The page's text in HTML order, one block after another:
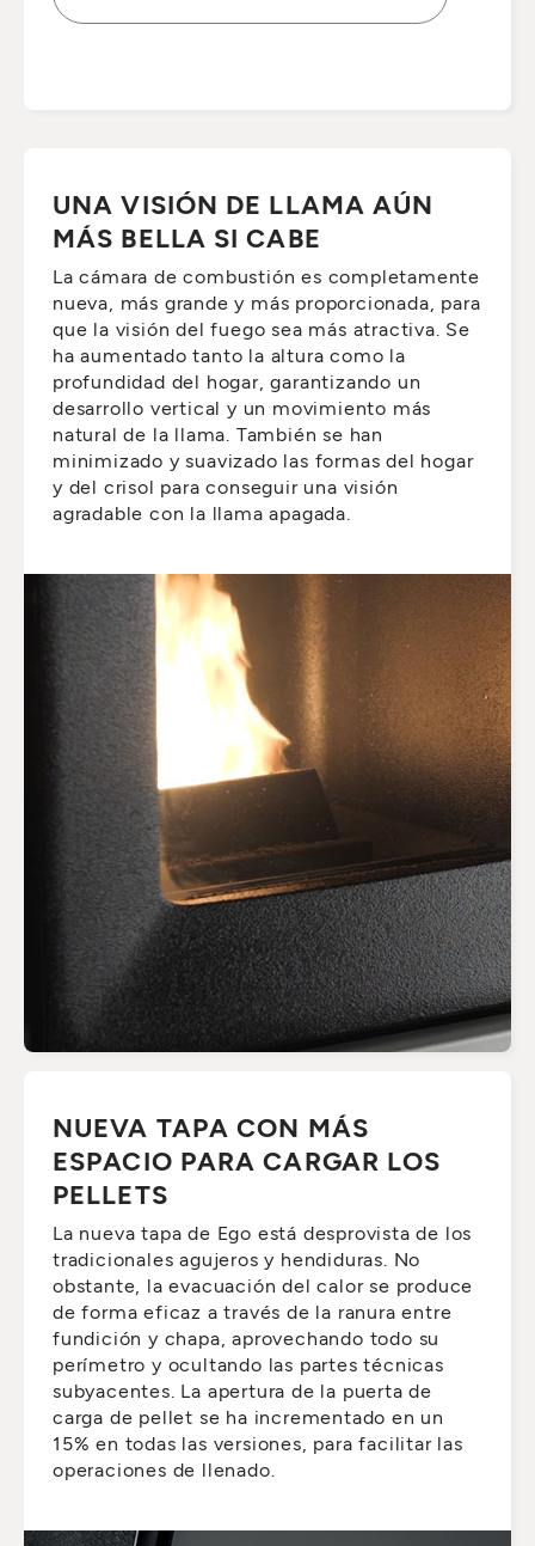
UNA VISIÓN DE LLAMA AÚN
MÁS BELLA SI CABE
La cámara de combustión es completamente
nueva, más grande y más proporcionada, para
que la visión del fuego sea más atractiva. Se
ha aumentado tanto la altura como la
profundidad del hogar, garantizando un
desarrollo vertical y un movimiento más
natural de la llama. También se han
minimizado y suavizado las formas del hogar
y del crisol para conseguir una visión
agradable con la llama apagada.
NUEVA TAPA CON MÁS
ESPACIO PARA CARGAR LOS
PELLETS
La nueva tapa de Ego está desprovista de los
tradicionales agujeros y hendiduras. No
obstante, la evacuación del calor se produce
de forma eficaz a través de la ranura entre
fundición y chapa, aprovechando todo su
perímetro y ocultando las partes técnicas
subyacentes. La apertura de la puerta de
carga de pellet se ha incrementado en un
15% en todas las versiones, para facilitar las
operaciones de llenado.